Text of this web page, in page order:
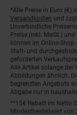
Fußnoten
*Alle Preise in Euro (€)
Versandkosten und
Unverbindliche
Preise (inkl. MwSt.)
können im Online-Shop
Statt- und
geforderten
Alle Artikel solange der
Abbildungen ähnlich.
begrenzten Angebots
Abgabe nur in
**15€ Rabatt im Netto
Mindestbestellwert